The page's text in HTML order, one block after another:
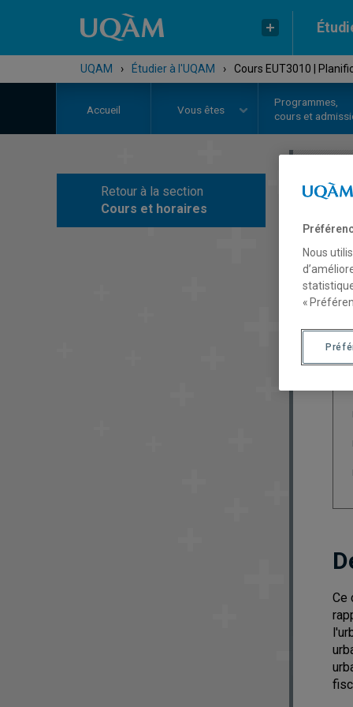
UQAM › Étudier à l'UQAM › Cours EUT3010 |
Accueil Vous êtes
Programmes,
cours et
Retour à la section
Cours et horaires
Ce
Nous
«